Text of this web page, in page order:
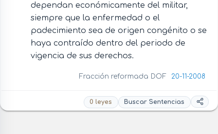
dependan económicamente del militar,
siempre que la enfermedad o el
padecimiento sea de origen congénito o se
haya contraído dentro del periodo de
vigencia de sus derechos.
Fracción reformada DOF 20-11-2008
0 leyes Buscar Sentencias